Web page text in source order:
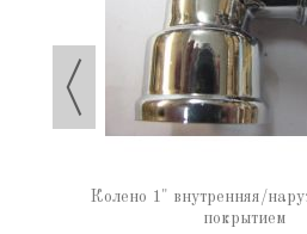
Колено 1" внутренняя/
покрытием